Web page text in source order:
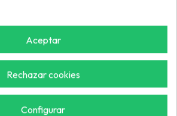
Más de "Tornillo"
Aceptar
Rechazar cookies
Configurar